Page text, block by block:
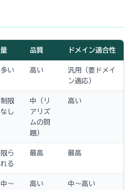
量 品質 ドメイン適合性
多い 高い
汎用（要ドメイ
ン適応）
制限
なし
中（リ
アリズ
ムの問
題）
高い
限ら
れる
最高 最高
中〜 高い 中〜高い